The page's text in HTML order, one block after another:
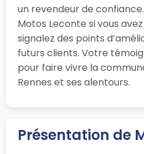
un revendeur de
Motos Leconte si vous
signalez des points
futurs clients. Votre
pour faire vivre la
Rennes et ses alentours.
Présentation de